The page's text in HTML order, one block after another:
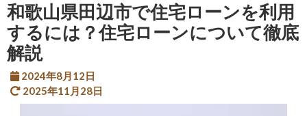
和歌山県田辺市で住宅ローンを利用
するには？住宅ローンについて徹底
解説
2024年8月12日
2025年11月28日